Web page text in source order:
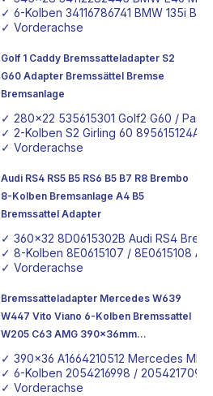
✓ 6-Kolben 34116786741 BMW 135i
✓ Vorderachse
Golf 1 Caddy Bremssatteladapter S2
G60 Adapter Bremssättel Bremse
Bremsanlage
✓ 280x22 535615301 Golf2 G60 /
✓ 2-Kolben S2 Girling 60 895615124A /
✓ Vorderachse
Audi RS4 RS5 B5 RS6 B5 B7 R8 Brembo
8-Kolben Bremsanlage A4 B5
Bremssattel Adapter
✓ 360x32 8D0615302B Audi RS4
✓ 8-Kolben 8E0615107 / 8E0615108
✓ Vorderachse
Bremssatteladapter Mercedes W639
W447 Vito Viano 6-Kolben Bremssattel
W205 C63 AMG 390x36mm
Bremsscheibe Mercedes ML 63 W166
✓ 390x36 A1664210512 Mercedes ML
✓ 6-Kolben 2054216998 /
✓ Vorderachse